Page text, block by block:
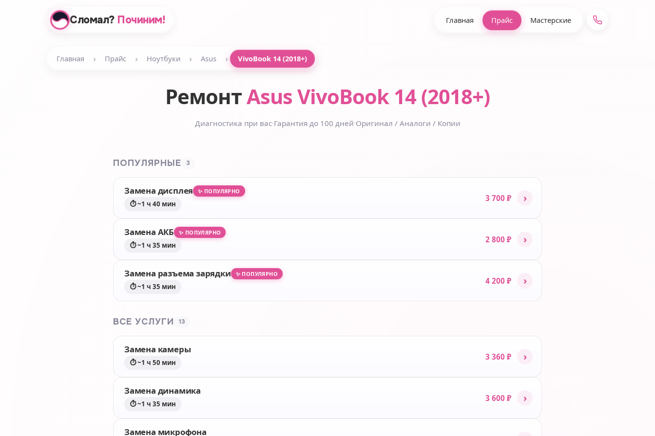
Сломал? Починим! Главная Прайс Мастерские
Главная › Прайс › Ноутбуки › Asus › VivoBook 14 (2018+)
РемонтAsus VivoBook 14 (2018+)
Диагностика при вас·Гарантия до 100 дней·Оригинал / Аналоги / Копии
ПОПУЛЯРНЫЕ 3
Замена дисплея ✨ ПОПУЛЯРНО
⏱ ~1 ч 40 мин
3 700 ₽ ›
Замена АКБ ✨ ПОПУЛЯРНО
⏱ ~1 ч 35 мин
2 800 ₽ ›
Замена разъема зарядки ✨ ПОПУЛЯРНО
⏱ ~1 ч 35 мин
4 200 ₽ ›
ВСЕ УСЛУГИ 13
Замена камеры
⏱ ~1 ч 50 мин
3 360 ₽ ›
Замена динамика
⏱ ~1 ч 35 мин
3 600 ₽ ›
Замена микрофона